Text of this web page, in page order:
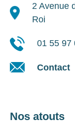
2 Avenue
Roi
01 55 97
Contact
Nos atouts